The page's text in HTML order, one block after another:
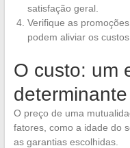
satisfação geral.
Verifique as
podem aliviar os custos
O custo: um
determinante
O preço de uma
fatores, como a idade do
as garantias escolhidas.